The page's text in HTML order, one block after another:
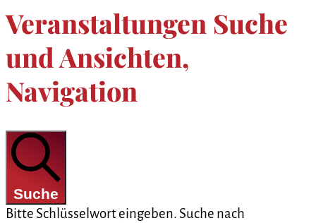
Veranstaltungen Suche
und Ansichten,
Navigation
Suche
Bitte Schlüsselwort eingeben. Suche nach